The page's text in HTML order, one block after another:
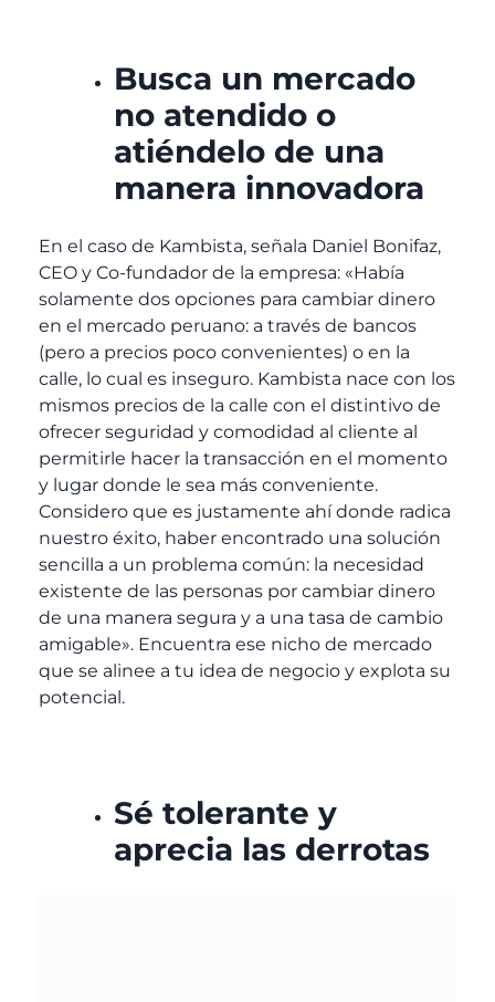
Busca un mercado
no atendido o
atiéndelo de una
manera innovadora
En el caso de Kambista, señala Daniel Bonifaz,
CEO y Co-fundador de la empresa: «Había
solamente dos opciones para cambiar dinero
en el mercado peruano: a través de bancos
(pero a precios poco convenientes) o en la
calle, lo cual es inseguro. Kambista nace con los
mismos precios de la calle con el distintivo de
ofrecer seguridad y comodidad al cliente al
permitirle hacer la transacción en el momento
y lugar donde le sea más conveniente.
Considero que es justamente ahí donde radica
nuestro éxito, haber encontrado una solución
sencilla a un problema común: la necesidad
existente de las personas por cambiar dinero
de una manera segura y a una tasa de cambio
amigable». Encuentra ese nicho de mercado
que se alinee a tu idea de negocio y explota su
potencial.
Sé tolerante y
aprecia las derrotas